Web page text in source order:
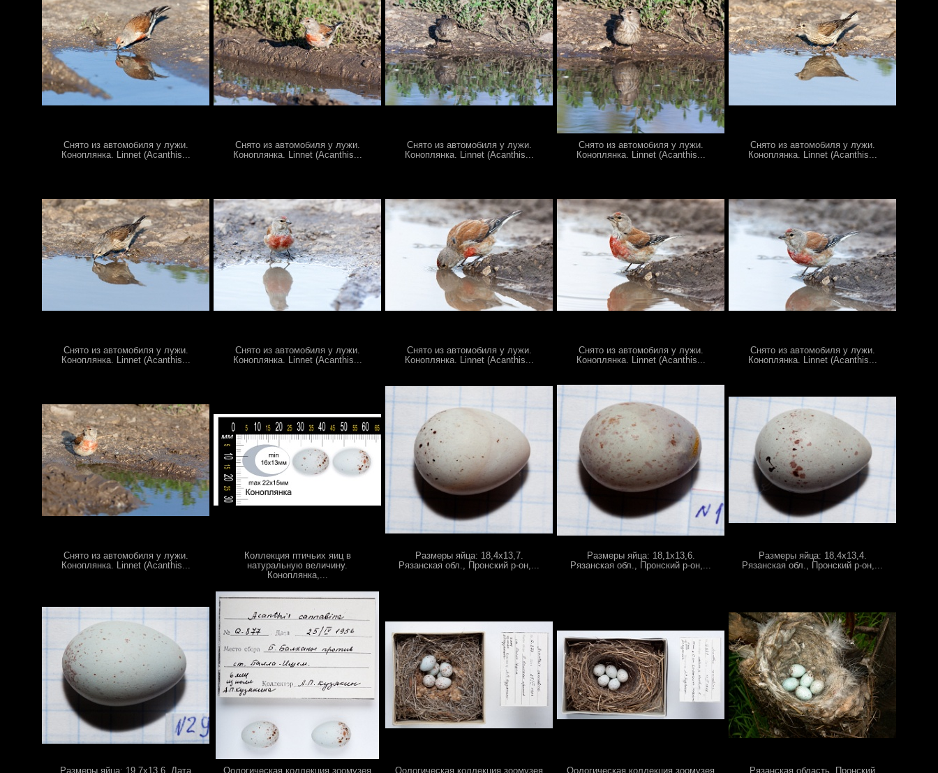
Снято из автомобиля у лужи.
Коноплянка. Linnet (Acanthis...
Снято из автомобиля у лужи.
Коноплянка. Linnet (Acanthis...
Снято из автомобиля у лужи.
Коноплянка. Linnet (Acanthis...
Снято из автомобиля у лужи.
Коноплянка. Linnet (Acanthis...
Снято из автомобиля у лужи.
Коноплянка. Linnet (Acanthis...
Снято из автомобиля у лужи.
Коноплянка. Linnet (Acanthis...
Снято из автомобиля у лужи.
Коноплянка. Linnet (Acanthis...
Снято из автомобиля у лужи.
Коноплянка. Linnet (Acanthis...
Снято из автомобиля у лужи.
Коноплянка. Linnet (Acanthis...
Снято из автомобиля у лужи.
Коноплянка. Linnet (Acanthis...
Снято из автомобиля у лужи.
Коноплянка. Linnet (Acanthis...
Коллекция птичьих яиц в
натуральную величину.
Коноплянка,...
Размеры яйца: 18,4х13,7.
Рязанская обл., Пронский р-он,...
Размеры яйца: 18,1х13,6.
Рязанская обл., Пронский р-он,...
Размеры яйца: 18,4х13,4.
Рязанская обл., Пронский р-он,...
Размеры яйца: 19,7х13,6. Дата Оологическая коллекция зоомузея Оологическая коллекция зоомузея Оологическая коллекция зоомузея Рязанская область, Пронский